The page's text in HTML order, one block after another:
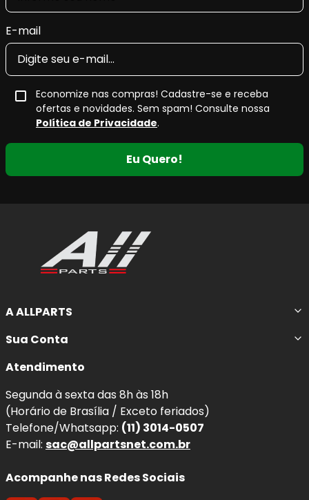
E-mail
Economize nas compras! Cadastre-se e receba
ofertas e novidades. Sem spam! Consulte nossa
Política de Privacidade.
Eu Quero!
A ALLPARTS
Sua Conta
Atendimento
Segunda à sexta das 8h às 18h
(Horário de Brasília / Exceto feriados)
Telefone/Whatsapp: (11) 3014-0507
E-mail: sac@allpartsnet.com.br
Acompanhe nas Redes Sociais